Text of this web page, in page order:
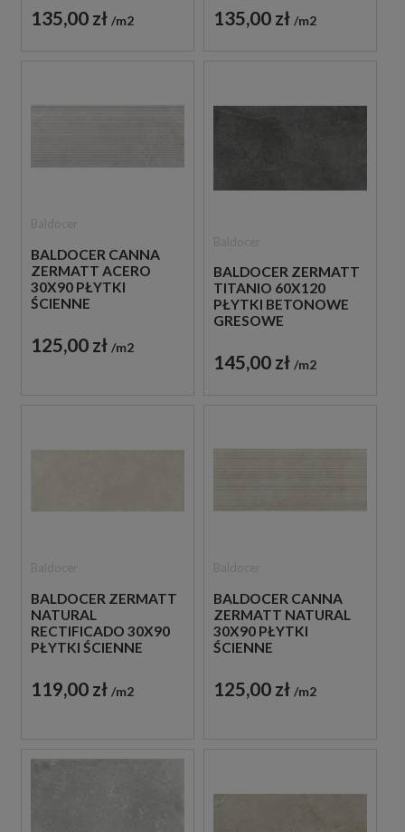
135,00 zł m2 135,00 zł m2
BALDOCER CANNA
ZERMATT ACERO
30X90 PŁYTKI
ŚCIENNE
125,00 zł m2
BALDOCER ZERMATT
TITANIO 60X120
PŁYTKI BETONOWE
GRESOWE
145,00 zł m2
BALDOCER ZERMATT
NATURAL
RECTIFICADO 30X90
PŁYTKI ŚCIENNE
119,00 zł m2
BALDOCER CANNA
ZERMATT NATURAL
30X90 PŁYTKI
ŚCIENNE
125,00 zł m2